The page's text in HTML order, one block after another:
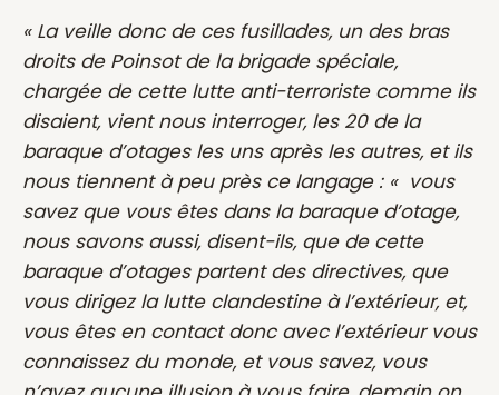
« La veille donc de ces fusillades, un des bras
droits de Poinsot de la brigade spéciale,
chargée de cette lutte anti-terroriste comme ils
disaient, vient nous interroger, les 20 de la
baraque d’otages les uns après les autres, et ils
nous tiennent à peu près ce langage : « vous
savez que vous êtes dans la baraque d’otage,
nous savons aussi, disent-ils, que de cette
baraque d’otages partent des directives, que
vous dirigez la lutte clandestine à l’extérieur, et,
vous êtes en contact donc avec l’extérieur vous
connaissez du monde, et vous savez, vous